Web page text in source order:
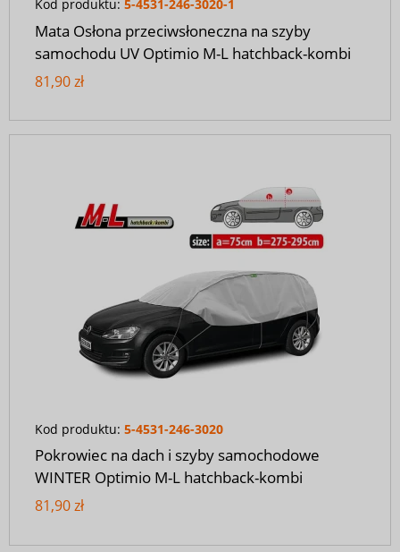
Kod produktu: 5-4531-246-3020-1
Mata Osłona przeciwsłoneczna na szyby
samochodu UV Optimio M-L hatchback-kombi
81,90 zł
Kod produktu: 5-4531-246-3020
Pokrowiec na dach i szyby samochodowe
WINTER Optimio M-L hatchback-kombi
81,90 zł